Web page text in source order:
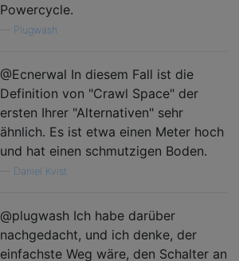
Powercycle.
Plugwash
@Ecnerwal In diesem Fall ist die
Definition von "Crawl Space" der
ersten Ihrer "Alternativen" sehr
ähnlich. Es ist etwa einen Meter hoch
und hat einen schmutzigen Boden.
Daniel Kvist
@plugwash Ich habe darüber
nachgedacht, und ich denke, der
einfachste Weg wäre, den Schalter an